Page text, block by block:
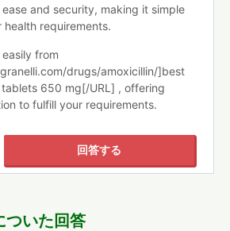
and security, making it simple
health requirements.
from
drugs/amoxicillin/]best
650 mg[/URL] , offering
to fulfill your requirements.
回答する
ついた回答